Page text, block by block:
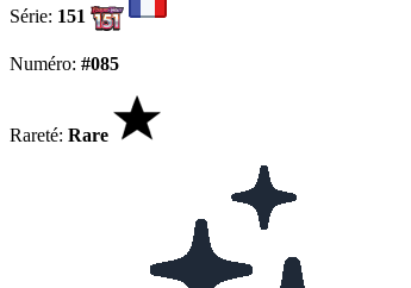
Série: 151
Numéro: #085
Rareté: Rare